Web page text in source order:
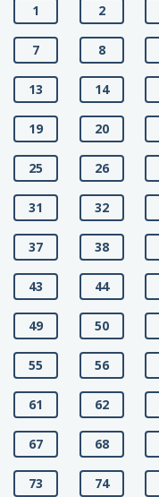
1
2
7 8
13 14
19 20
25 26
31 32
37 38
43 44
49 50
55 56
61 62
67 68
73 74